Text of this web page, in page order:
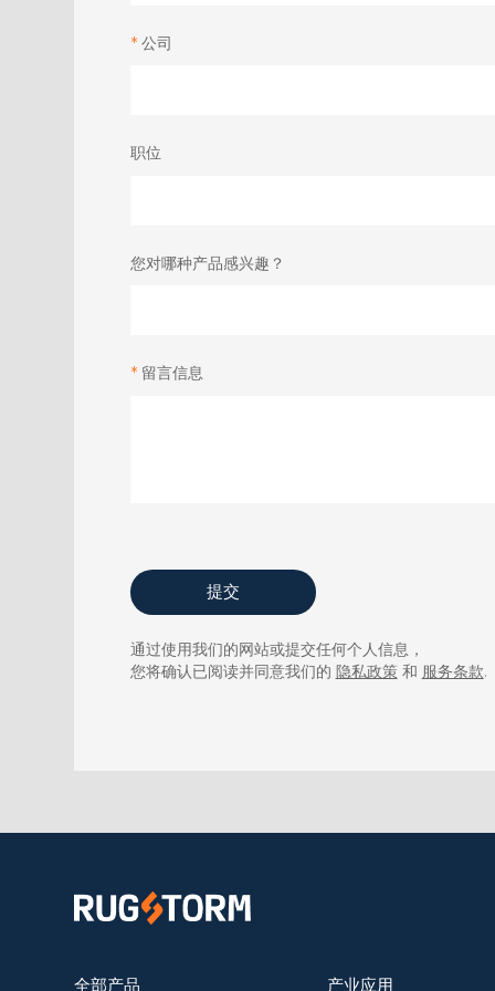
公司
职位
您对哪种产品感兴趣？
留言信息
提交
通过使用我们的网站或提交任何个人信息，
您将确认已阅读并同意我们的 隐私政策 和 服务条款.
全部产品 产业应用